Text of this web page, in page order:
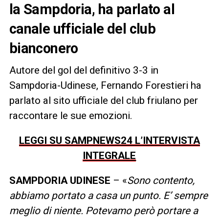
la Sampdoria, ha parlato al
canale ufficiale del club
bianconero
Autore del gol del definitivo 3-3 in
Sampdoria-Udinese, Fernando Forestieri ha
parlato al sito ufficiale del club friulano per
raccontare le sue emozioni.
LEGGI SU SAMPNEWS24 L’INTERVISTA
INTEGRALE
SAMPDORIA UDINESE – «Sono contento,
abbiamo portato a casa un punto. E’ sempre
meglio di niente. Potevamo però portare a